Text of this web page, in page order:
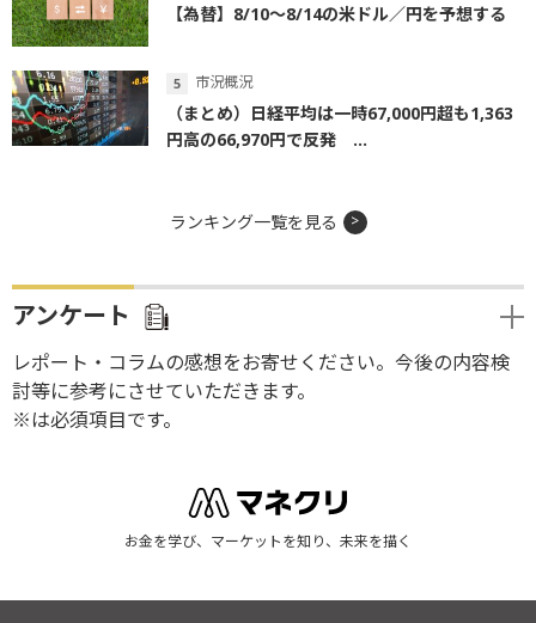
【為替】8/10～8/14の米ドル／円を予想する
市況概況
（まとめ）日経平均は一時67,000円超も1,363
円高の66,970円で反発 ...
ランキング一覧を見る
アンケート
レポート・コラムの感想をお寄せください。今後の内容検
討等に参考にさせていただきます。
※は必須項目です。
お金を学び、マーケットを知り、未来を描く